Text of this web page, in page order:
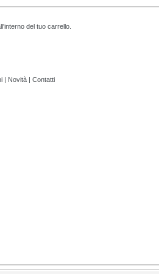
del tuo carrello.
| Novità | Contatti